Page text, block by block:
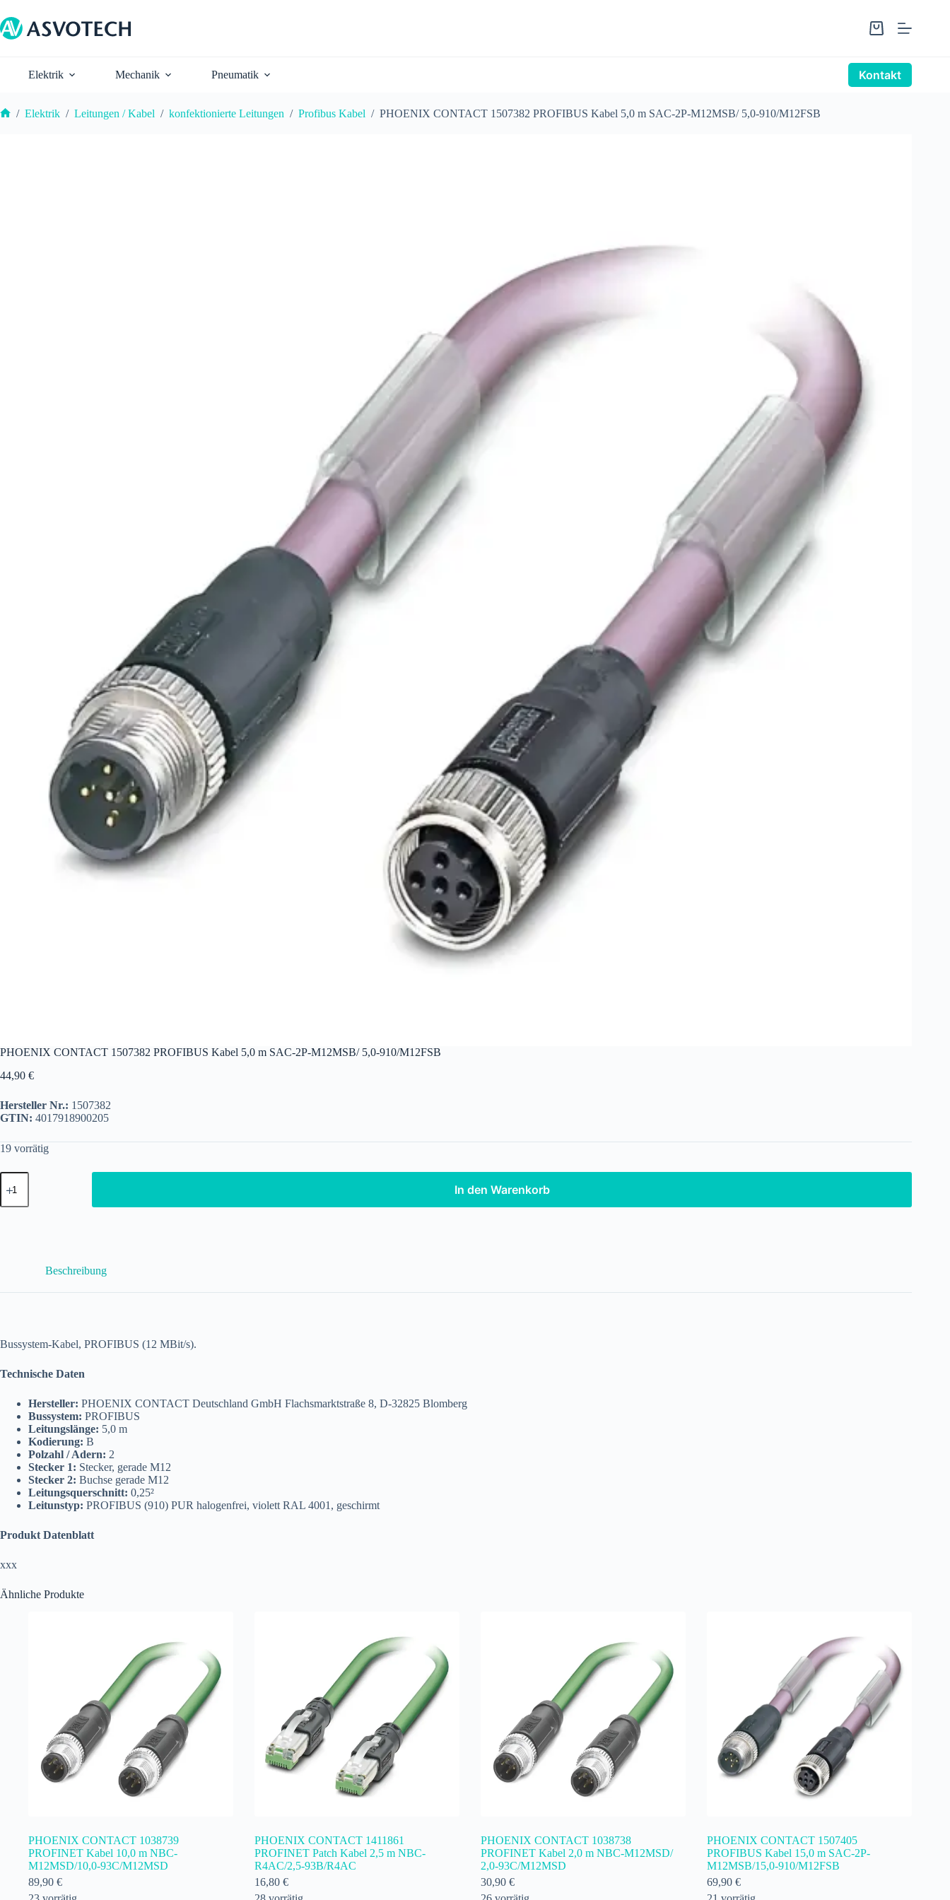
Inhalt
springen
Warenkorb
Elektrik Mechanik Pneumatik Kontakt
/ Elektrik / Leitungen / Kabel / konfektionierte Leitungen / Profibus Kabel / PHOENIX CONTACT 1507382 PROFIBUS Kabel 5,0 m SAC-2P-M12MSB/ 5,0-910/M12FSB
PHOENIX CONTACT 1507382 PROFIBUS Kabel 5,0 m SAC-2P-M12MSB/ 5,0-910/M12FSB
44,90 €
Hersteller Nr.: 1507382
GTIN: 4017918900205
19 vorrätig
PHOENIX
CONTACT
In den Warenkorb
Beschreibung
Bussystem-Kabel, PROFIBUS (12 MBit/s).
Technische Daten
Hersteller: PHOENIX CONTACT Deutschland GmbH Flachsmarktstraße 8, D-32825 Blomberg
Bussystem: PROFIBUS
Leitungslänge: 5,0 m
Kodierung: B
Polzahl / Adern: 2
Stecker 1: Stecker, gerade M12
Stecker 2: Buchse gerade M12
Leitungsquerschnitt: 0,25²
Leitunstyp: PROFIBUS (910) PUR halogenfrei, violett RAL 4001, geschirmt
Produkt Datenblatt
xxx
Ähnliche Produkte
PHOENIX CONTACT 1038739
PROFINET Kabel 10,0 m NBC-
M12MSD/10,0-93C/M12MSD
89,90 €
PHOENIX CONTACT 1411861
PROFINET Patch Kabel 2,5 m NBC-
R4AC/2,5-93B/R4AC
16,80 €
PHOENIX CONTACT 1038738
PROFINET Kabel 2,0 m NBC-M12MSD/
2,0-93C/M12MSD
30,90 €
PHOENIX CONTACT 1507405
PROFIBUS Kabel 15,0 m SAC-2P-
M12MSB/15,0-910/M12FSB
69,90 €